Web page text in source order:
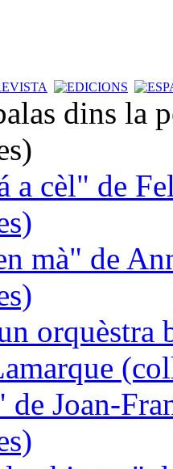
dins la
a cèl" de
mà" de
orquèstra
de Joan-